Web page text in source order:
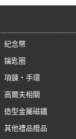
紀念幣
鑰匙圈
項鍊‧手環
高爾夫相關
造型金屬磁鐵
其他禮品贈品